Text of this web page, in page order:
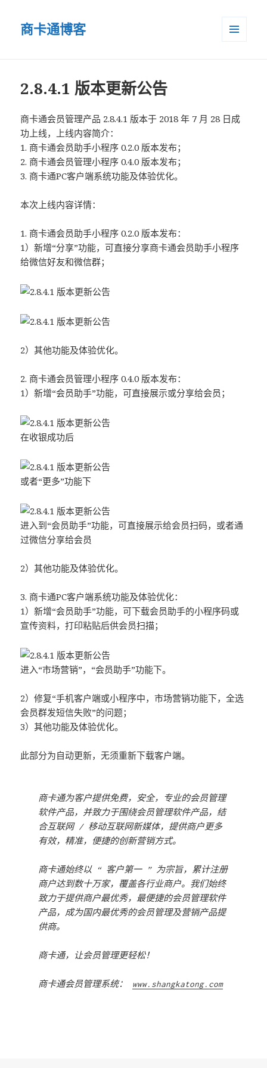
商卡通博客
2.8.4.1 版本更新公告
商卡通会员管理产品 2.8.4.1 版本于 2018 年 7 月 28 日成
功上线，上线内容简介：
1. 商卡通会员助手小程序 0.2.0 版本发布；
2. 商卡通会员管理小程序 0.4.0 版本发布；
3. 商卡通PC客户端系统功能及体验优化。
本次上线内容详情：
1. 商卡通会员助手小程序 0.2.0 版本发布：
1）新增“分享”功能，可直接分享商卡通会员助手小程序
给微信好友和微信群；
2）其他功能及体验优化。
2. 商卡通会员管理小程序 0.4.0 版本发布：
1）新增“会员助手”功能，可直接展示或分享给会员；
在收银成功后
或者“更多”功能下
进入到“会员助手”功能，可直接展示给会员扫码，或者通
过微信分享给会员
2）其他功能及体验优化。
3. 商卡通PC客户端系统功能及体验优化：
1）新增“会员助手”功能，可下载会员助手的小程序码或
宣传资料，打印粘贴后供会员扫描；
进入“市场营销”，“会员助手”功能下。
2）修复“手机客户端或小程序中，市场营销功能下，全选
会员群发短信失败”的问题；
3）其他功能及体验优化。
此部分为自动更新，无须重新下载客户端。
商卡通为客户提供免费，安全，专业的会员管理
软件产品，并致力于围绕会员管理软件产品，结
合互联网 / 移动互联网新媒体，提供商户更多
有效，精准，便捷的创新营销方式。
商卡通始终以 “ 客户第一 ” 为宗旨，累计注册
商户达到数十万家，覆盖各行业商户。我们始终
致力于提供商户最优秀，最便捷的会员管理软件
产品，成为国内最优秀的会员管理及营销产品提
供商。
商卡通，让会员管理更轻松！
商卡通会员管理系统： www.shangkatong.com